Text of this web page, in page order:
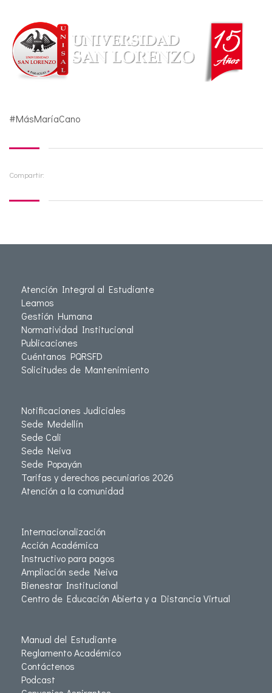
#MásMaríaCano
Compartir:
Atención Integral al Estudiante
Leamos
Gestión Humana
Normatividad Institucional
Publicaciones
Cuéntanos PQRSFD
Solicitudes de Mantenimiento
Notificaciones Judiciales
Sede Medellín
Sede Cali
Sede Neiva
Sede Popayán
Tarifas y derechos pecuniarios 2026
Atención a la comunidad
Internacionalización
Acción Académica
Instructivo para pagos
Ampliación sede Neiva
Bienestar Institucional
Centro de Educación Abierta y a Distancia Virtual
Manual del Estudiante
Reglamento Académico
Contáctenos
Podcast